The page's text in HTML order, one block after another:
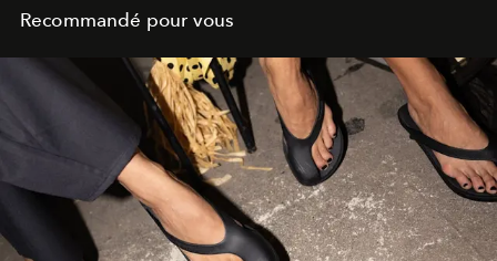
Recommandé pour vous